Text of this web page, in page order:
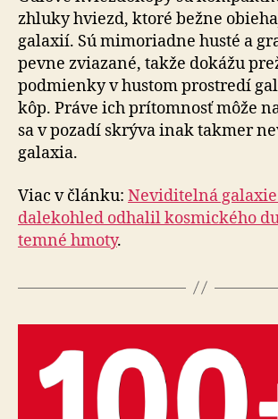
zhluky hviezd, ktoré bežne
galaxií. Sú mi­mo­riad­ne husté a
pevne zviazané, takže dokážu
podmienky v hustom prostredí
kôp. Práve ich prítomnosť môže
sa v pozadí skrýva inak takmer
galaxia.
Viac v článku: Neviditelná
dalekohled odhalil kosmického
temné hmoty.